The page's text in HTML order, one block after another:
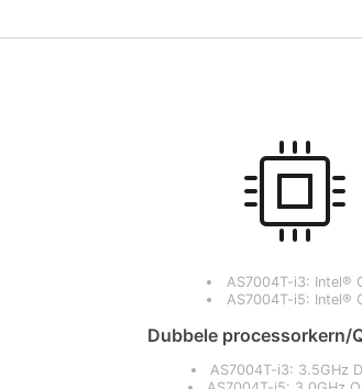
AS7004T-i3: Intel®
AS7004T-i5: Intel®
Dubbele processorkern/
AS7004T-i3: 3.5GHz